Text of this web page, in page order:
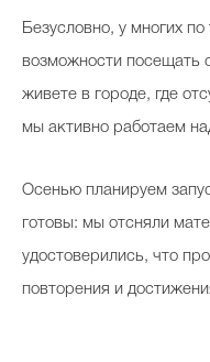
Безусловно, у многих
возможности посещать
живете в городе, где
мы активно работаем
Осенью планируем
готовы: мы отсняли
удостоверились, что
повторения и